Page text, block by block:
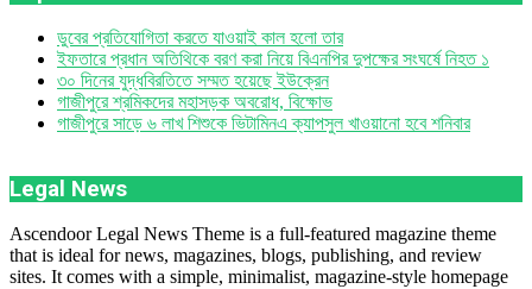
ডুবের প্রতিযোগিতা করতে যাওয়াই কাল হলো তার
ইফতারে প্রধান অতিথিকে বরণ করা নিয়ে বিএনপির দুপক্ষের সংঘর্ষে নিহত ১
৩০ দিনের যুদ্ধবিরতিতে সম্মত হয়েছে ইউক্রেন
গাজীপুরে শ্রমিকদের মহাসড়ক অবরোধ, বিক্ষোভ
গাজীপুরে সাড়ে ৬ লাখ শিশুকে ভিটামিনএ ক্যাপসুল খাওয়ানো হবে শনিবার
Legal News
Ascendoor Legal News Theme is a full-featured magazine theme
that is ideal for news, magazines, blogs, publishing, and review
sites. It comes with a simple, minimalist, magazine-style homepage